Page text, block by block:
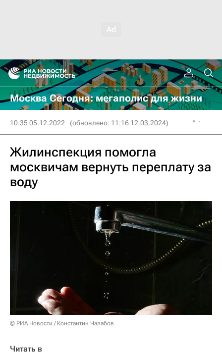
Москва Сегодня: мегаполис для жизни
10:35 05.12.2022 (обновлено: 11:16 12.03.2024)
Жилинспекция помогла
москвичам вернуть переплату за
воду
© РИА Новости / Константин Чалабов
Читать в